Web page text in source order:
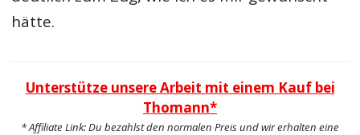
hätte.
Unterstütze unsere Arbeit mit einem Kauf bei
Thomann*
* Affiliate Link: Du bezahlst den normalen Preis und wir erhalten eine